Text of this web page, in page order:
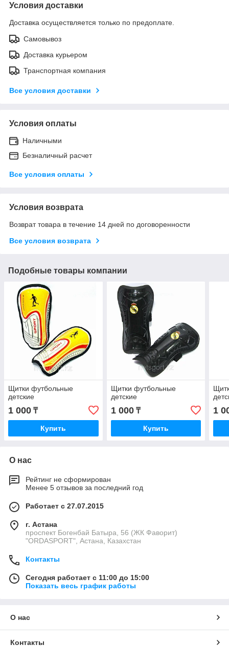
Условия доставки
Доставка осуществляется только по предоплате.
Самовывоз
Доставка курьером
Транспортная компания
Все условия доставки
Условия оплаты
Наличными
Безналичный расчет
Все условия оплаты
Условия возврата
Возврат товара в течение 14 дней по договоренности
Все условия возврата
Подобные товары компании
Щитки футбольные
детские
1 000 ₸
Купить
Щитки футбольные
детские
1 000₸
Купить
1
О нас
Рейтинг не сформирован
Менее 5 отзывов за последний год
Работает с 27.07.2015
г. Астана
проспект Богенбай Батыра, 56 (ЖК Фаворит)
"ORDASPORT", Астана, Казахстан
Контакты
Сегодня работает с 11:00 до 15:00
Показать весь график работы
О нас
Контакты